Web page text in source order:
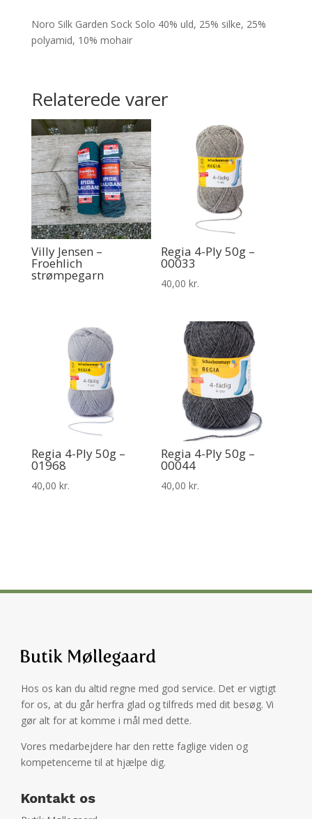
Noro Silk Garden Sock Solo 40% uld, 25% silke, 25%
polyamid, 10% mohair
Relaterede varer
Villy Jensen –
Froehlich
strømpegarn
Regia 4-Ply 50g –
00033
40,00kr.
Regia 4-Ply 50g –
01968
40,00 kr.
Regia 4-Ply 50g –
00044
40,00kr.
Hos os kan du altid regne med god service. Det er vigtigt
for os, at du går herfra glad og tilfreds med dit besøg. Vi
gør alt for at komme i mål med dette.
Vores medarbejdere har den rette faglige viden og
kompetencerne til at hjælpe dig.
Kontakt os